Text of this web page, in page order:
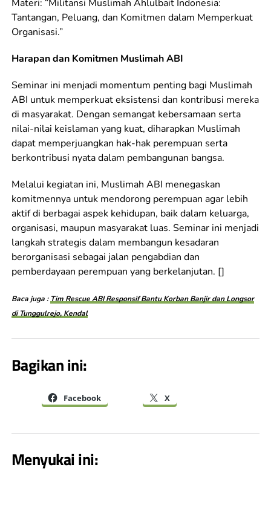
Materi: “Militansi Muslimah Ahlulbait Indonesia:
Tantangan, Peluang, dan Komitmen dalam Memperkuat
Organisasi.”
Harapan dan Komitmen Muslimah ABI
Seminar ini menjadi momentum penting bagi Muslimah
ABI untuk memperkuat eksistensi dan kontribusi mereka
di masyarakat. Dengan semangat kebersamaan serta
nilai-nilai keislaman yang kuat, diharapkan Muslimah
dapat memperjuangkan hak-hak perempuan serta
berkontribusi nyata dalam pembangunan bangsa.
Melalui kegiatan ini, Muslimah ABI menegaskan
komitmennya untuk mendorong perempuan agar lebih
aktif di berbagai aspek kehidupan, baik dalam keluarga,
organisasi, maupun masyarakat luas. Seminar ini menjadi
langkah strategis dalam membangun kesadaran
berorganisasi sebagai jalan pengabdian dan
pemberdayaan perempuan yang berkelanjutan. []
Baca juga : Tim Rescue ABI Responsif Bantu Korban Banjir dan Longsor
di Tunggulrejo, Kendal
Bagikan ini:
Facebook X
Menyukai ini: